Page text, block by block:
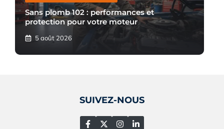
Sans plomb 102 : performances et
protection pour votre moteur
5 août 2026
SUIVEZ-NOUS